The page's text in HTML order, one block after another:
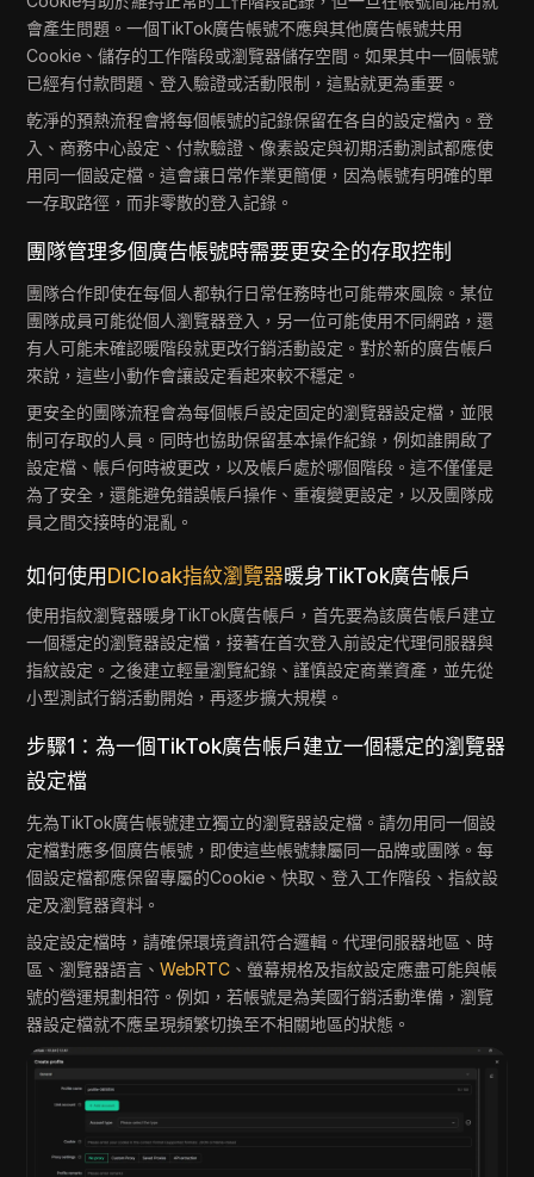
會產生問題。一個TikTok廣告帳號不應與其他廣告帳號共用
Cookie、儲存的工作階段或瀏覽器儲存空間。如果其中一個帳號
已經有付款問題、登入驗證或活動限制，這點就更為重要。
乾淨的預熱流程會將每個帳號的記錄保留在各自的設定檔內。登
入、商務中心設定、付款驗證、像素設定與初期活動測試都應使
用同一個設定檔。這會讓日常作業更簡便，因為帳號有明確的單
一存取路徑，而非零散的登入記錄。
團隊管理多個廣告帳號時需要更安全的存取控制
團隊合作即使在每個人都執行日常任務時也可能帶來風險。某位
團隊成員可能從個人瀏覽器登入，另一位可能使用不同網路，還
有人可能未確認暖階段就更改行銷活動設定。對於新的廣告帳戶
來說，這些小動作會讓設定看起來較不穩定。
更安全的團隊流程會為每個帳戶設定固定的瀏覽器設定檔，並限
制可存取的人員。同時也協助保留基本操作紀錄，例如誰開啟了
設定檔、帳戶何時被更改，以及帳戶處於哪個階段。這不僅僅是
為了安全，還能避免錯誤帳戶操作、重複變更設定，以及團隊成
員之間交接時的混亂。
如何使用DICloak指紋瀏覽器暖身TikTok廣告帳戶
使用指紋瀏覽器暖身TikTok廣告帳戶，首先要為該廣告帳戶建立
一個穩定的瀏覽器設定檔，接著在首次登入前設定代理伺服器與
指紋設定。之後建立輕量瀏覽紀錄、謹慎設定商業資產，並先從
小型測試行銷活動開始，再逐步擴大規模。
步驟1：為一個TikTok廣告帳戶建立一個穩定的瀏覽器
設定檔
先為TikTok廣告帳號建立獨立的瀏覽器設定檔。請勿用同一個設
定檔對應多個廣告帳號，即使這些帳號隸屬同一品牌或團隊。每
個設定檔都應保留專屬的Cookie、快取、登入工作階段、指紋設
定及瀏覽器資料。
設定設定檔時，請確保環境資訊符合邏輯。代理伺服器地區、時
區、瀏覽器語言、WebRTC 、螢幕規格及指紋設定應盡可能與帳
號的營運規劃相符。例如，若帳號是為美國行銷活動準備，瀏覽
器設定檔就不應呈現頻繁切換至不相關地區的狀態。